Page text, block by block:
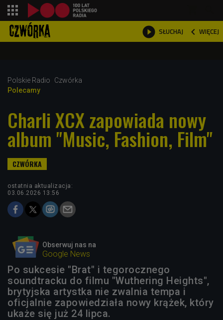
 SŁUCHAJ  WIĘCEJ

Polskie Radio
Czwórka
Polecamy
Charli XCX zapowiada nowy
album "Music, Fashion, Film"
ostatnia aktualizacja:
03.06.2026 13:56
Obserwuj nas na
Google News
Po sukcesie "Brat" i tegorocznego
soundtracku do filmu "Wuthering Heights",
brytyjska artystka nie zwalnia tempa i
oficjalnie zapowiedziała nowy krążek, który
ukaże się już 24 lipca.